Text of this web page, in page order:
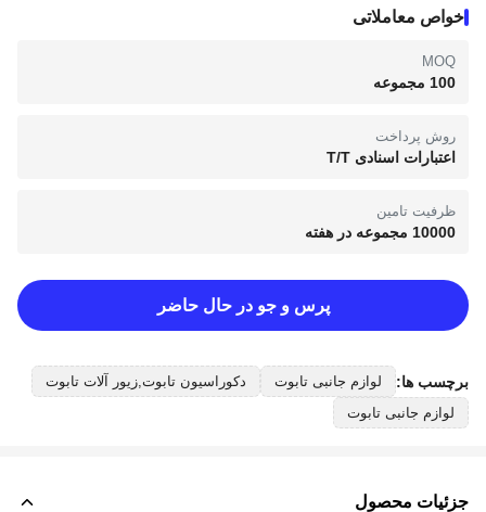
خواص معاملاتی
MOQ
100 مجموعه
روش پرداخت
اعتبارات اسنادی T/T
ظرفیت تامین
10000 مجموعه در هفته
پرس و جو در حال حاضر
برچسب ها: لوازم جانبی تابوت
دکوراسیون تابوت,زیور آلات تابوت
لوازم جانبی تابوت
جزئیات محصول